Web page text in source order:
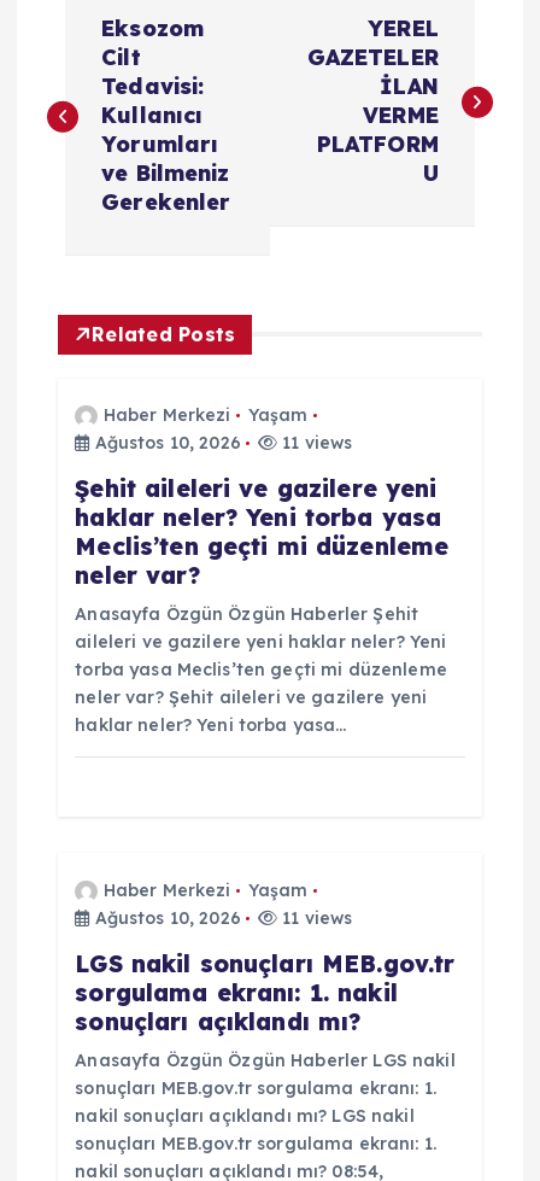
z
e
z
m
Eksozom
Cilt
Tedavisi:
Kullanıcı
Yorumları
ve Bilmeniz
Gerekenler
YEREL
GAZETELER
İLAN
VERME
PLATFORM
U
Related Posts
Haber Merkezi
Yaşam
Ağustos 10, 2026
11 views
Şehit aileleri ve gazilere yeni
haklar neler? Yeni torba yasa
Meclis’ten geçti mi düzenleme
neler var?
Anasayfa Özgün Özgün Haberler Şehit
aileleri ve gazilere yeni haklar neler? Yeni
torba yasa Meclis’ten geçti mi düzenleme
neler var? Şehit aileleri ve gazilere yeni
haklar neler? Yeni torba yasa…
Haber Merkezi
Yaşam
Ağustos 10, 2026
11 views
LGS nakil sonuçları MEB.gov.tr
sorgulama ekranı: 1. nakil
sonuçları açıklandı mı?
Anasayfa Özgün Özgün Haberler LGS nakil
sonuçları MEB.gov.tr sorgulama ekranı: 1.
nakil sonuçları açıklandı mı? LGS nakil
sonuçları MEB.gov.tr sorgulama ekranı: 1.
nakil sonuçları açıklandı mı? 08:54,